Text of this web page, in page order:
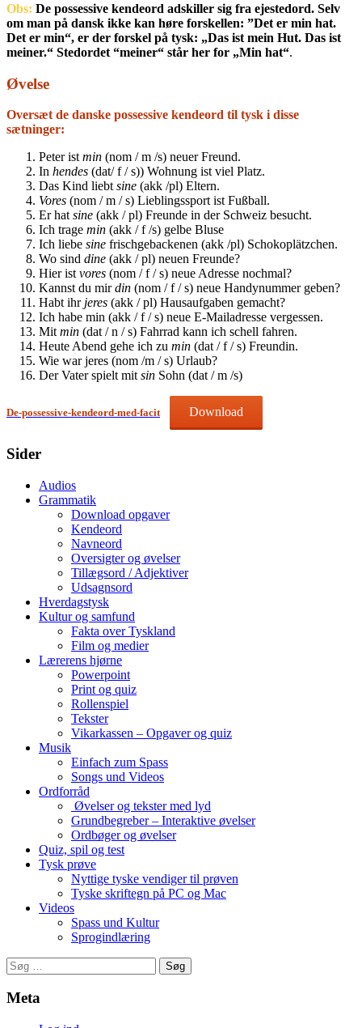
Obs: De possessive kendeord adskiller sig fra ejestedord. Selv
om man på dansk ikke kan høre forskellen: ”Det er min hat.
Det er min“, er der forskel på tysk: „Das ist mein Hut. Das ist
meiner.“ Stedordet “meiner“ står her for „Min hat“.
Øvelse
Oversæt de danske possessive kendeord til tysk i disse
sætninger:
Peter ist min (nom / m /s) neuer Freund.
In hendes (dat/ f / s)) Wohnung ist viel Platz.
Das Kind liebt sine (akk /pl) Eltern.
Vores (nom / m / s) Lieblingssport ist Fußball.
Er hat sine (akk / pl) Freunde in der Schweiz besucht.
Ich trage min (akk / f /s) gelbe Bluse
Ich liebe sine frischgebackenen (akk /pl) Schokoplätzchen.
Wo sind dine (akk / pl) neuen Freunde?
Hier ist vores (nom / f / s) neue Adresse nochmal?
Kannst du mirdin (nom / f / s) neue Handynummer geben?
Habt ihr jeres (akk / pl) Hausaufgaben gemacht?
Ich habe min (akk / f / s) neue E-Mailadresse vergessen.
Mit min (dat / n / s) Fahrrad kann ich schell fahren.
Heute Abend gehe ich zu min (dat / f / s) Freundin.
Wie war jeres (nom /m / s) Urlaub?
Der Vater spielt mit sin Sohn (dat / m /s)
De-possessive-kendeord-med-facit Download
Sider
Audios
Grammatik
Download opgaver
Kendeord
Navneord
Oversigter og øvelser
Tillægsord / Adjektiver
Udsagnsord
Hverdagstysk
Kultur og samfund
Fakta over Tyskland
Film og medier
Lærerens hjørne
Powerpoint
Print og quiz
Rollenspiel
Tekster
Vikarkassen – Opgaver og quiz
Musik
Einfach zum Spass
Songs und Videos
Ordforråd
Øvelser og tekster med lyd
Grundbegreber – Interaktive øvelser
Ordbøger og øvelser
Quiz, spil og test
Tysk prøve
Nyttige tyske vendiger til prøven
Tyske skriftegn på PC og Mac
Videos
Spass und Kultur
Sprogindlæring
Søg
efter:
Meta